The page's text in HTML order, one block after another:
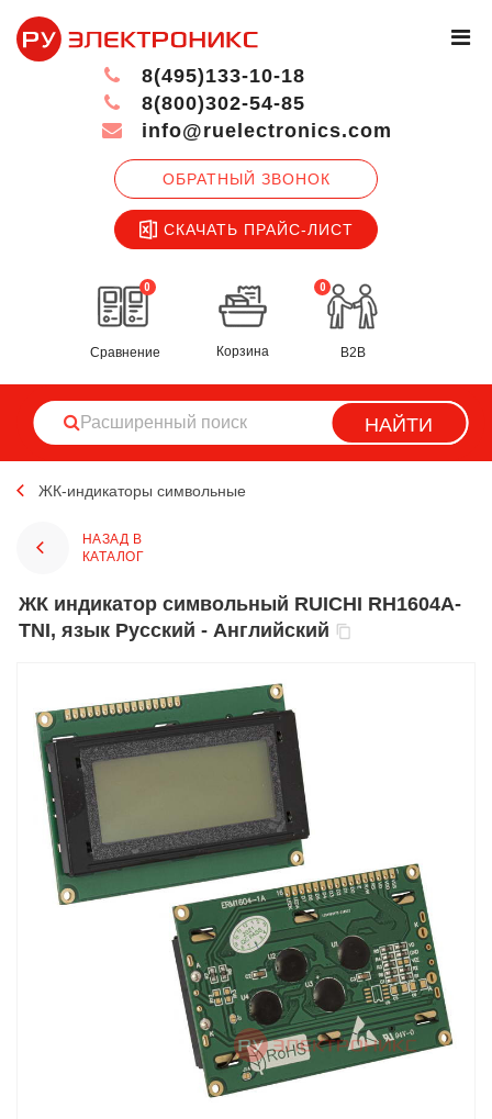
ОБРАТНЫЙ ЗВОНОК
СКАЧАТЬ ПРАЙС-ЛИСТ
8(495)133-10-18
8(800)302-54-85
info@ruelectronics.com
0
Сравнение
0
Корзина B2B
НАЙТИ
ЖК-индикаторы символьные
НАЗАД В
КАТАЛОГ
ЖК индикатор символьный RUICHI RH1604A-
TNI, язык Русский - Английский